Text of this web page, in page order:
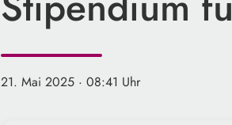
21. Mai 2025 · 08:41 Uhr